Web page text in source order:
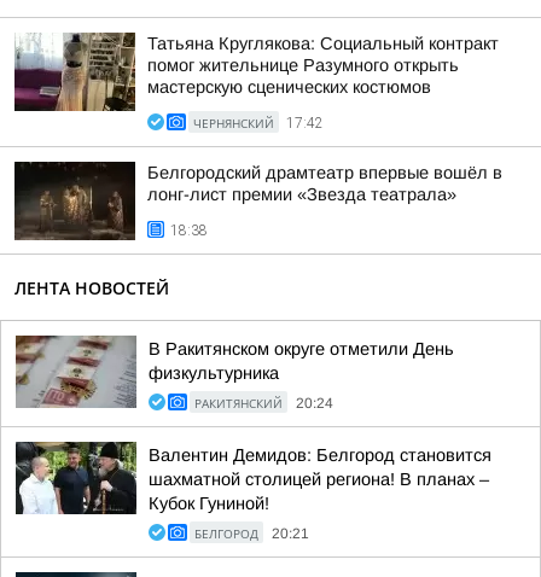
Татьяна Круглякова: Социальный контракт
помог жительнице Разумного открыть
мастерскую сценических костюмов
ЧЕРНЯНСКИЙ 17:42
Белгородский драмтеатр впервые вошёл в
лонг-лист премии «Звезда театрала»
18:38
ЛЕНТА НОВОСТЕЙ
В Ракитянском округе отметили День
физкультурника
РАКИТЯНСКИЙ 20:24
Валентин Демидов: Белгород становится
шахматной столицей региона! В планах –
Кубок Гуниной!
БЕЛГОРОД 20:21